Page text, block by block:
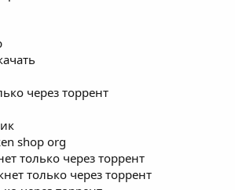
через торрент
shop org
только через торрент
только через торрент